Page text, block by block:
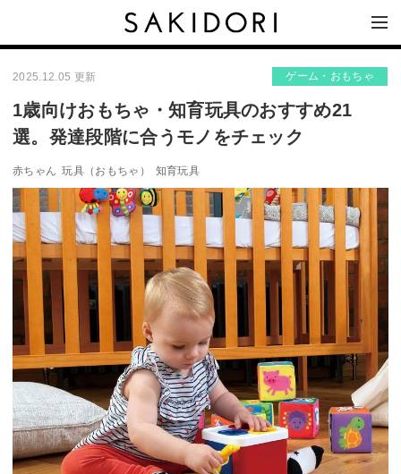
2025.12.05 更新 ゲーム・おもちゃ
1歳向けおもちゃ・知育玩具のおすすめ21
選。発達段階に合うモノをチェック
赤ちゃん 玩具（おもちゃ） 知育玩具